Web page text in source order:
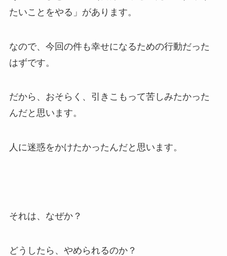
たいことをやる」があります。
なので、今回の件も幸せになるための行動だった
はずです。
だから、おそらく、引きこもって苦しみたかった
んだと思います。
人に迷惑をかけたかったんだと思います。
それは、なぜか？
どうしたら、やめられるのか？